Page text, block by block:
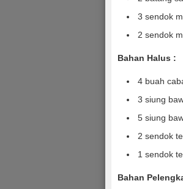
3 sendok
2 sendok
Bahan Halus :
4 buah
3 siung
5 siung
2 sendok
1 sendok
Bahan